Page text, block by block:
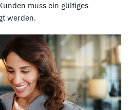
muss ein gültiges
werden.